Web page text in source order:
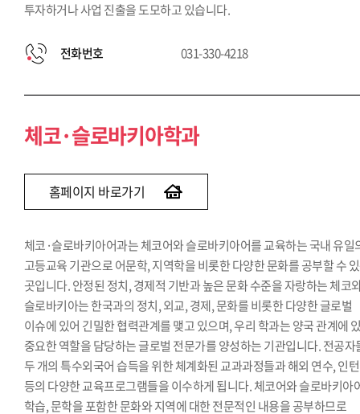
투자하거나 사업 진출을 도모하고 있습니다.
전화번호 031-330-4218
체코·슬로바키아학과
홈페이지 바로가기
체코·슬로바키아어과는 체코어와 슬로바키아어를 교육하는 국내 유일
고등교육 기관으로 어문학, 지역학을 비롯한 다양한 문화를 공부할 수
곳입니다. 안정된 정치, 경제적 기반과 높은 문화 수준을 자랑하는 체코
슬로바키아는 한국과의 정치, 외교, 경제, 문화를 비롯한 다양한 글로벌
이슈에 있어 긴밀한 협력관계를 맺고 있으며, 우리 학과는 양국 관계에
중요한 역할을 담당하는 글로벌 전문가를 양성하는 기관입니다. 전공자
두 개의 특수외국어 습득을 위한 체계화된 교과과정들과 해외 연수, 인
등의 다양한 교육프로그램들을 이수하게 됩니다. 체코어와 슬로바키아
학습, 문학을 포함한 문화와 지역에 대한 전문적인 내용을 공부하므로